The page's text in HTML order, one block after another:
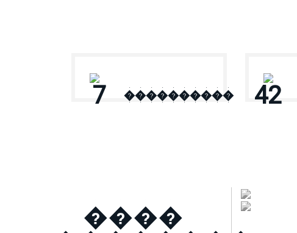
7 ���������� 42
����